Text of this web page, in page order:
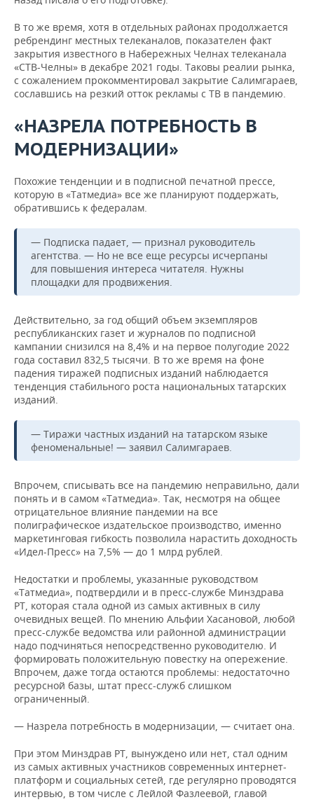
В то же время, хотя в отдельных районах продолжается
ребрендинг местных телеканалов, показателен факт
закрытия известного в Набережных Челнах телеканала
«СТВ-Челны» в декабре 2021 годы. Таковы реалии рынка,
с сожалением прокомментировал закрытие Салимгараев,
сославшись на резкий отток рекламы с ТВ в пандемию.
«НАЗРЕЛА ПОТРЕБНОСТЬ В
МОДЕРНИЗАЦИИ»
Похожие тенденции и в подписной печатной прессе,
которую в «Татмедиа» все же планируют поддержать,
обратившись к федералам.
— Подписка падает, — признал руководитель
агентства. — Но не все еще ресурсы исчерпаны
для повышения интереса читателя. Нужны
площадки для продвижения.
Действительно, за год общий объем экземпляров
республиканских газет и журналов по подписной
кампании снизился на 8,4% и на первое полугодие 2022
года составил 832,5 тысячи. В то же время на фоне
падения тиражей подписных изданий наблюдается
тенденция стабильного роста национальных татарских
изданий.
— Тиражи частных изданий на татарском языке
феноменальные! — заявил Салимгараев.
Впрочем, списывать все на пандемию неправильно, дали
понять и в самом «Татмедиа». Так, несмотря на общее
отрицательное влияние пандемии на все
полиграфическое издательское производство, именно
маркетинговая гибкость позволила нарастить доходность
«Идел-Пресс» на 7,5% — до 1 млрд рублей.
Недостатки и проблемы, указанные руководством
«Татмедиа», подтвердили и в пресс-службе Минздрава
РТ, которая стала одной из самых активных в силу
очевидных вещей. По мнению Альфии Хасановой, любой
пресс-службе ведомства или районной администрации
надо подчиняться непосредственно руководителю. И
формировать положительную повестку на опережение.
Впрочем, даже тогда остаются проблемы: недостаточно
ресурсной базы, штат пресс-служб слишком
ограниченный.
— Назрела потребность в модернизации, — считает она.
При этом Минздрав РТ, вынуждено или нет, стал одним
из самых активных участников современных интернет-
платформ и социальных сетей, где регулярно проводятся
интервью, в том числе с Лейлой Фазлеевой, главой